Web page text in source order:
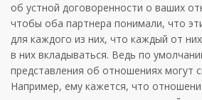
об устной договоренности о ваших
чтобы оба партнера понимали, что
для каждого из них, что каждый от
в них вкладываться. Ведь по
представления об отношениях могут
Например, ему кажется, что